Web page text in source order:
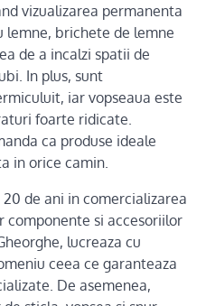
vizualizarea permanenta
lemne, brichete de lemne
de a incalzi spatii de
In plus, sunt
iar vopseaua este
foarte ridicate.
ca produse ideale
in orice camin.
de ani in comercializarea
componente si accesoriilor
lucreaza cu
ceea ce garanteaza
De asemenea,